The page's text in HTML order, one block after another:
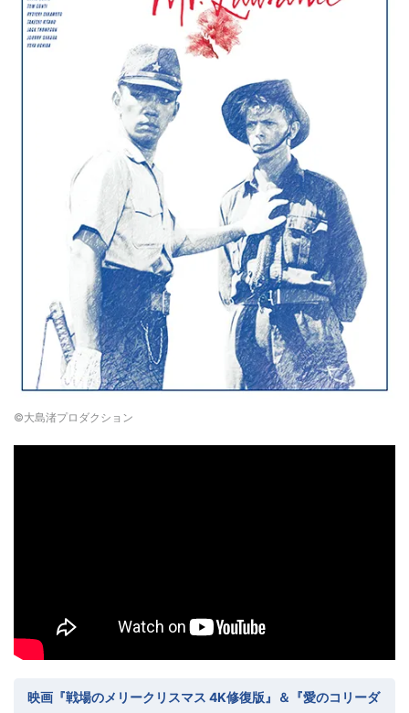
©大島渚プロダクション
映画『戦場のメリークリスマス 4K修復版』＆『愛のコリーダ